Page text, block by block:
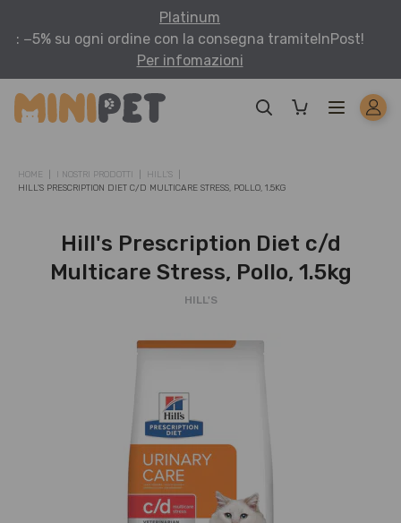
Platinum
: −5% su ogni ordine con la consegna tramiteInPost!
Per infomazioni
HOME I NOSTRI PRODOTTI
HILL'S
HILL'S PRESCRIPTION DIET C/D MULTICARE STRESS, POLLO, 1.5KG
Hill's Prescription Diet c/d
Multicare Stress, Pollo, 1.5kg
HILL'S